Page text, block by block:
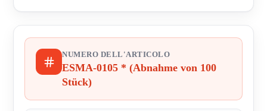
NUMERO DELL'ARTICOLO
ESMA-0105 * (Abnahme von 100
Stück)